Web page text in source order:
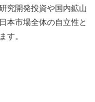
究開発投資や国内鉱山
本市場全体の自立性と
す。